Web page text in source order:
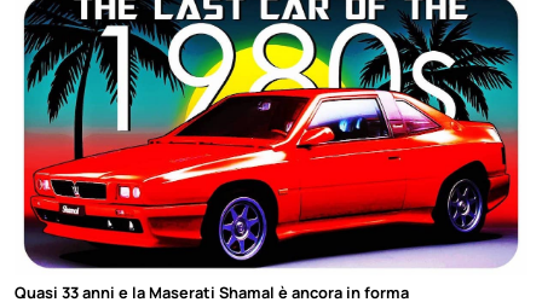
Quasi 33 anni e la Maserati Shamal è ancora in forma